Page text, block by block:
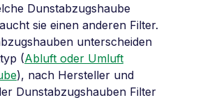
Dunstabzugshaube
sie einen anderen Filter.
unterscheiden
(Abluft oder Umluft
), nach Hersteller und
Dunstabzugshauben Filter